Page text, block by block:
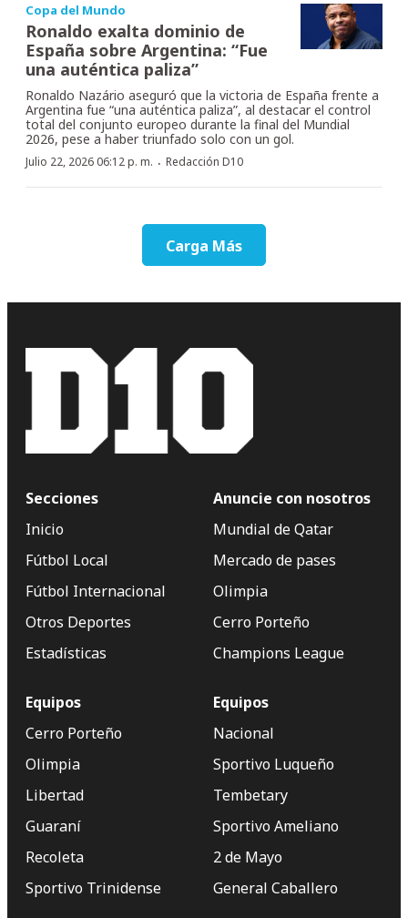
Copa del Mundo
Ronaldo exalta dominio de
España sobre Argentina: “Fue
una auténtica paliza”
Ronaldo Nazário aseguró que la victoria de España frente a
Argentina fue “una auténtica paliza”, al destacar el control
total del conjunto europeo durante la final del Mundial
2026, pese a haber triunfado solo con un gol.
Julio 22, 2026 06:12 p. m. · Redacción D10
Carga Más
Secciones
Inicio
Fútbol Local
Fútbol Internacional
Otros Deportes
Estadísticas
Anuncie con nosotros
Mundial de Qatar
Mercado de pases
Olimpia
Cerro Porteño
Champions League
Equipos
Cerro Porteño
Olimpia
Libertad
Guaraní
Recoleta
Sportivo Trinidense
Equipos
Nacional
Sportivo Luqueño
Tembetary
Sportivo Ameliano
2 de Mayo
General Caballero